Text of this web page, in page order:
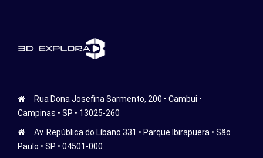
Rua Dona Josefina Sarmento, 200 • Cambui •
Campinas • SP • 13025-260
Av. República do Líbano 331 • Parque Ibirapuera • São
Paulo • SP • 04501-000